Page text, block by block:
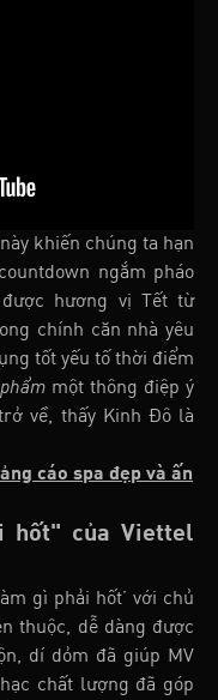
khiến chúng ta hạn
ngắm pháo
hương vị Tết từ
chính căn nhà yêu
tốt yếu tố thời điểm
một thông điệp ý
về, thấy Kinh Đô là
cáo spa đẹp và ấn
hốt" của Viettel
gì phải hốt’ với chủ
thuộc, dễ dàng được
dí dỏm đã giúp MV
chất lượng đã góp